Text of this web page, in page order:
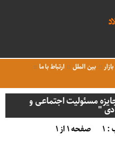
بین الملل
ارتباط با ما
مسئولیت اجتماعی و
"
۱ صفحه ۱ از ۱